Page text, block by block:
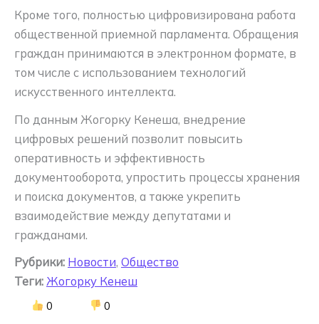
Кроме того, полностью цифровизирована работа
общественной приемной парламента. Обращения
граждан принимаются в электронном формате, в
том числе с использованием технологий
искусственного интеллекта.
По данным Жогорку Кенеша, внедрение
цифровых решений позволит повысить
оперативность и эффективность
документооборота, упростить процессы хранения
и поиска документов, а также укрепить
взаимодействие между депутатами и
гражданами.
Рубрики: Новости, Общество
Теги: Жогорку Кенеш
0 0